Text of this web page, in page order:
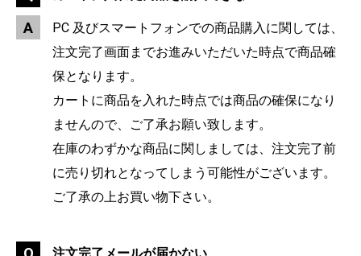
PC 及びスマートフォンでの商品購入に関しては、
注文完了画面までお進みいただいた時点で商品確
保となります。
カートに商品を入れた時点では商品の確保になり
ませんので、ご了承お願い致します。
在庫のわずかな商品に関しましては、注文完了前
に売り切れとなってしまう可能性がございます。
ご了承の上お買い物下さい。